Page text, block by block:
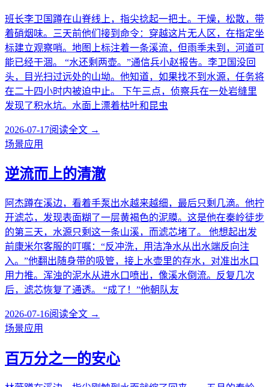
班长李卫国蹲在山脊线上，指尖捻起一把土。干燥，松散，带
着硝烟味。三天前他们接到命令：穿越这片无人区，在指定坐
标建立观察哨。地图上标注着一条溪流，但雨季未到，河道可
能已经干涸。 “水还剩两壶。”通信兵小赵报告。李卫国没回
头，目光扫过远处的山坳。他知道，如果找不到水源，任务将
在二十四小时内被迫中止。 下午三点，侦察兵在一处岩缝里
发现了积水坑。水面上漂着枯叶和昆虫
2026-07-17阅读全文 →
场景应用
逆流而上的清澈
阿杰蹲在溪边，看着手泵出水越来越细，最后只剩几滴。他拧
开滤芯，发现表面糊了一层黄褐色的泥膜。这是他在秦岭徒步
的第三天，水源只剩这一条山溪，而滤芯堵了。 他想起出发
前康米尔客服的叮嘱：“反冲洗，用洁净水从出水端反向注
入。”他翻出随身带的吸管，接上水壶里的存水，对准出水口
用力推。浑浊的泥水从进水口喷出，像溪水倒流。反复几次
后，滤芯恢复了通透。 “成了！”他朝队友
2026-07-16阅读全文 →
场景应用
百万分之一的安心